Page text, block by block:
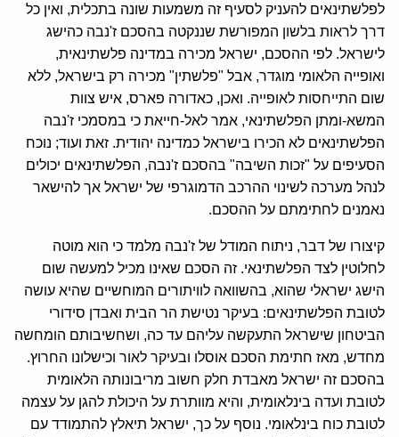
לפלשתינאים להעניק לסעיף זה משמעות שונה בתכלית, ואין כל
דרך לראות בלשון המפורשת שננקטה בהסכם ז'נבה כהישג
לישראל. לפי ההסכם, ישראל מכירה במדינה פלשתינאית,
ואופייה הלאומי מוגדר, אבל "פלשתין" מכירה רק בישראל, ללא
שום התייחסות לאופייה. ואכן, כאדורה פארס, איש צוות
המשא-ומתן הפלשתינאי, אמר לאל-חייאת כי במסמכי ז'נבה
הפלשתינאים לא הכירו בישראל כמדינה יהודית. זאת ועוד; נוכח
הסעיפים על "זכות השיבה" בהסכם ז'נבה, הפלשתינאים יכולים
לנהל מערכה לשינוי ההרכב הדמוגרפי של ישראל אך להישאר
נאמנים לחתימתם על ההסכם.
קיצורו של דבר, ניתוח המודל של ז'נבה מלמד כי הוא מוטה
לחלוטין לצד הפלשתינאי. זה הסכם שאינו מכיל למעשה שום
הישג ישראלי שהוא, בהשוואה לוויתורים המוחשיים שהיא עושה
לטובת הפלשתינאים: בעיקר נטישת הר הבית ואבדן סידורי
הביטחון שישראל התעקשה עליהם עד כה, ושחשיבותם הומחשה
מחדש, מאז חתימת הסכם אוסלו ובעיקר לאור וכישלונו החרוץ.
בהסכם זה ישראל מאבדת חלק חשוב מריבונותה הלאומית
לטובת ועדה בינלאומית, והיא מוותרת על היכולת להגן על עצמה
לטובת כוח בינלאומי. נוסף על כך, ישראל תיאלץ להתמודד עם